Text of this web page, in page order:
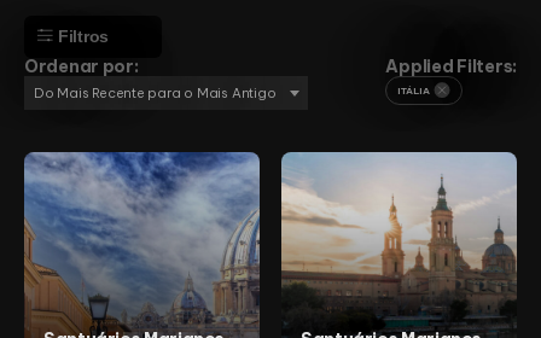
Filtros
Aventura
Cultura
Montanha
Praia
Religião
África
Applied Filters:
ITÁLIA
Ordenar por:
Do Mais Recente para o Mais Antigo